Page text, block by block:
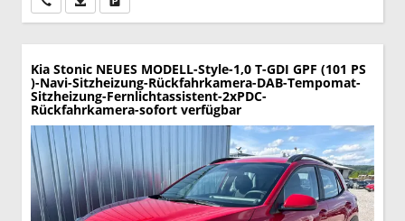
Kia Stonic NEUES MODELL-Style-1,0 T-GDI GPF (101 PS
)-Navi-Sitzheizung-Rückfahrkamera-DAB-Tempomat-
Sitzheizung-Fernlichtassistent-2xPDC-
Rückfahrkamera-sofort verfügbar